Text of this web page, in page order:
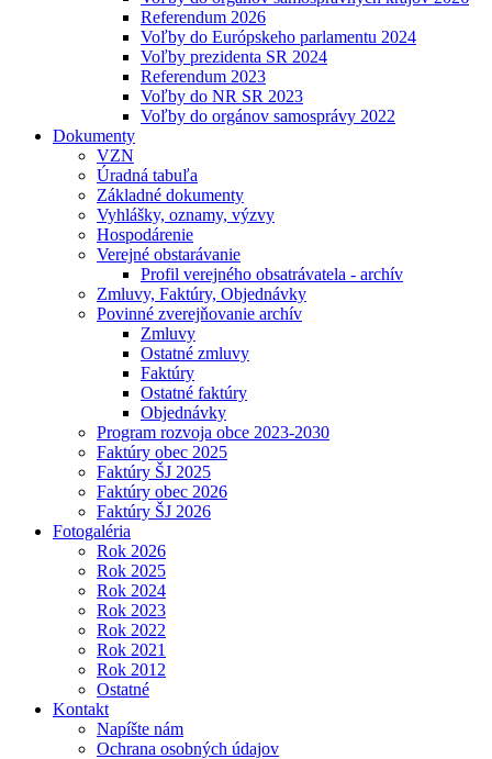
Referendum 2026
Voľby do Európskeho parlamentu 2024
Voľby prezidenta SR 2024
Referendum 2023
Voľby do NR SR 2023
Voľby do orgánov samosprávy 2022
Dokumenty
VZN
Úradná tabuľa
Základné dokumenty
Vyhlášky, oznamy, výzvy
Hospodárenie
Verejné obstarávanie
Profil verejného obsatrávatela - archív
Zmluvy, Faktúry, Objednávky
Povinné zverejňovanie archív
Zmluvy
Ostatné zmluvy
Faktúry
Ostatné faktúry
Objednávky
Program rozvoja obce 2023-2030
Faktúry obec 2025
Faktúry ŠJ 2025
Faktúry obec 2026
Faktúry ŠJ 2026
Fotogaléria
Rok 2026
Rok 2025
Rok 2024
Rok 2023
Rok 2022
Rok 2021
Rok 2012
Ostatné
Kontakt
Napíšte nám
Ochrana osobných údajov